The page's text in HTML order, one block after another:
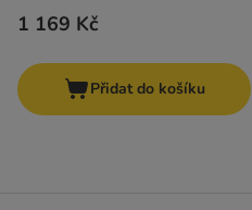
1 169 Kč
Přidat do košíku